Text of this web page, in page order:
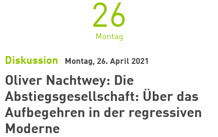
26
Montag
Diskussion Montag, 26. April 2021
Oliver Nachtwey: Die
Abstiegsgesellschaft: Über das
Aufbegehren in der regressiven
Moderne